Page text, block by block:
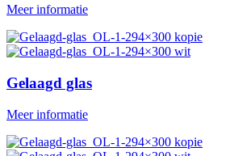
Meer informatie
Gelaagd glas
Meer informatie